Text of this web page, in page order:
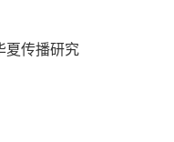
夏传播研究